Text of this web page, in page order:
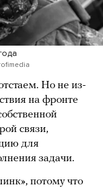
Но не из-
на фронте
связи,
для
задачи.
потому что